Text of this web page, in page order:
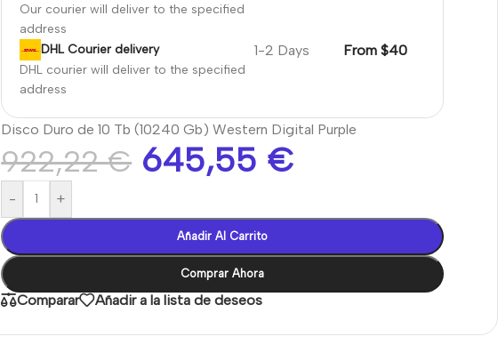
Our courier will deliver to the specified
address
DHL Courier delivery
DHL courier will deliver to the specified
address
1-2 Days From $40
Disco Duro de 10 Tb (10240 Gb) Western Digital Purple
922,22€ 645,55 €
- +
Añadir Al Carrito
Comprar Ahora
Comparar Añadir a la lista de deseos